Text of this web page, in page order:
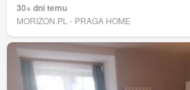
30+ dni temu
MORIZON.PL - PRAGA HOME